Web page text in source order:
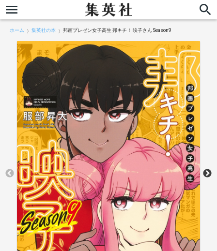
ホーム 集英社の本 邦画プレゼン女子高生 邦キチ！ 映子さん Season9